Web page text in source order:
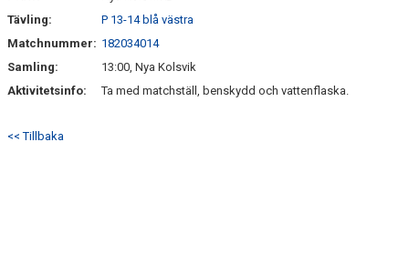
KONTAKTER & LAG
Tävling:
P 13-14 blå västra
Matchnummer: 182034014
Samling:
13:00, Nya Kolsvik
Aktivitetsinfo:
Ta med matchställ, benskydd och vattenflaska.
<< Tillbaka